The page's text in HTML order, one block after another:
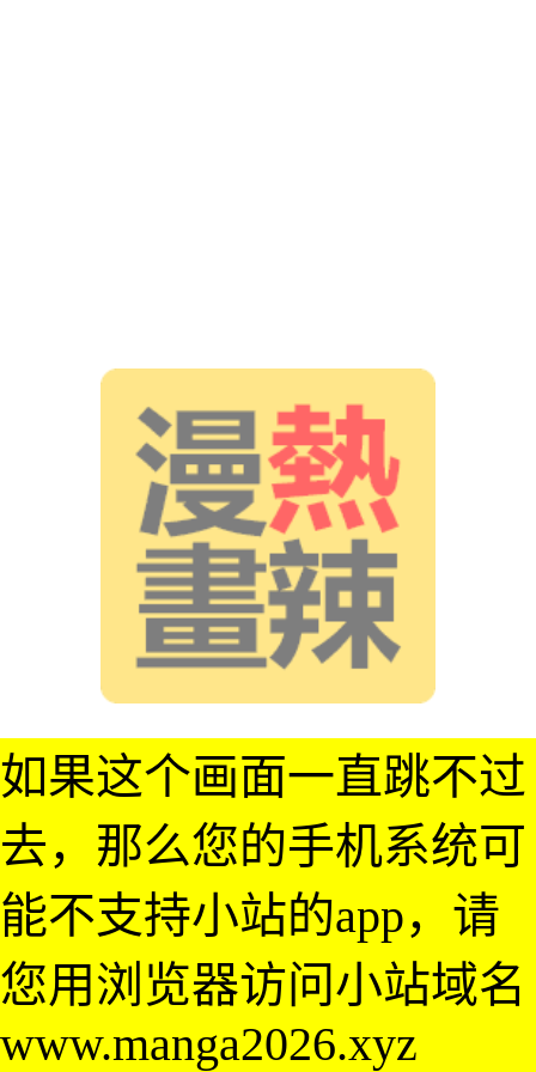
如果这个画面一直跳不过
去，那么您的手机系统可
能不支持小站的app，请
您用浏览器访问小站域名
www.manga2026.xyz